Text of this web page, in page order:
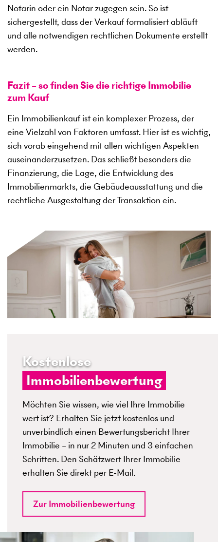
Notarin oder ein Notar zugegen sein. So ist
sichergestellt, dass der Verkauf formalisiert abläuft
und alle notwendigen rechtlichen Dokumente erstellt
werden.
Fazit – so finden Sie die richtige Immobilie
zum Kauf
Ein Immobilienkauf ist ein komplexer Prozess, der
eine Vielzahl von Faktoren umfasst. Hier ist es wichtig,
sich vorab eingehend mit allen wichtigen Aspekten
auseinanderzusetzen. Das schließt besonders die
Finanzierung, die Lage, die Entwicklung des
Immobilienmarkts, die Gebäudeausstattung und die
rechtliche Ausgestaltung der Transaktion ein.
Kostenlose
Immobilienbewertung
Möchten Sie wissen, wie viel Ihre Immobilie
wert ist? Erhalten Sie jetzt kostenlos und
unverbindlich einen Bewertungsbericht Ihrer
Immobilie – in nur 2 Minuten und 3 einfachen
Schritten. Den Schätzwert Ihrer Immobilie
erhalten Sie direkt per E-Mail.
Zur Immobilienbewertung